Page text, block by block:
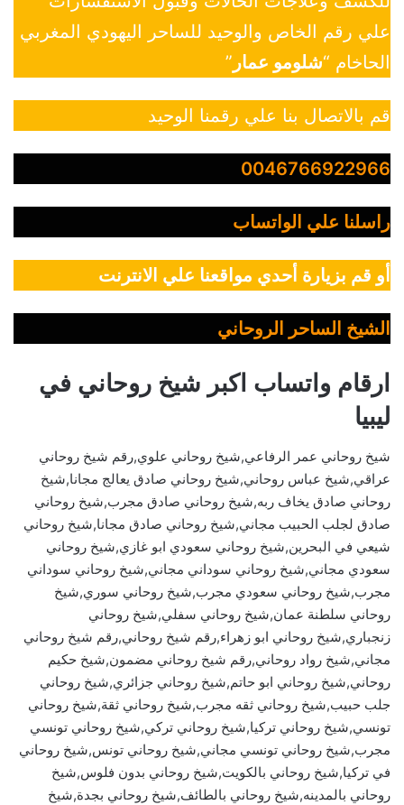
علي رقم الخاص والوحيد للساحر اليهودي المغربي
الحاخام “شلومو عمار ”
قم بالاتصال بنا علي رقمنا الوحيد
0046766922966
راسلنا علي الواتساب
أو قم بزيارة أحدي مواقعنا علي الانترنت
الشيخ الساحر الروحاني
ارقام واتساب اكبر شيخ روحاني في
ليبيا
شيخ روحاني عمر الرفاعي,شيخ روحاني علوي,رقم شيخ روحاني
عراقي,شيخ عباس روحاني,شيخ روحاني صادق يعالج مجانا,شيخ
روحاني صادق يخاف ربه,شيخ روحاني صادق مجرب,شيخ روحاني
صادق لجلب الحبيب مجاني,شيخ روحاني صادق مجانا,شيخ روحاني
شيعي في البحرين,شيخ روحاني سعودي ابو غازي,شيخ روحاني
سعودي مجاني,شيخ روحاني سوداني مجاني,شيخ روحاني سوداني
مجرب,شيخ روحاني سعودي مجرب,شيخ روحاني سوري,شيخ
روحاني سلطنة عمان,شيخ روحاني سفلي,شيخ روحاني
زنجباري,شيخ روحاني ابو زهراء,رقم شيخ روحاني,رقم شيخ روحاني
مجاني,شيخ رواد روحاني,رقم شيخ روحاني مضمون,شيخ حكيم
روحاني,شيخ روحاني ابو حاتم,شيخ روحاني جزائري,شيخ روحاني
جلب حبيب,شيخ روحاني ثقه مجرب,شيخ روحاني ثقة,شيخ روحاني
تونسي,شيخ روحاني تركيا,شيخ روحاني تركي,شيخ روحاني تونسي
مجرب,شيخ روحاني تونسي مجاني,شيخ روحاني تونس,شيخ روحاني
في تركيا,شيخ روحاني بالكويت,شيخ روحاني بدون فلوس,شيخ
روحاني بالمدينه,شيخ روحاني بالطائف,شيخ روحاني بجدة,شيخ